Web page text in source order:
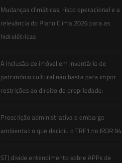
Mudanças climáticas, risco operacional e a
relevância do Plano Clima 2026 para as
hidrelétricas
A inclusão de imóvel em inventário de
patrimônio cultural não basta para impor
restrições ao direito de propriedade:
Prescrição administrativa e embargo
ambiental: o que decidiu o TRF1 no IRDR 94
STJ divide entendimento sobre APPs de